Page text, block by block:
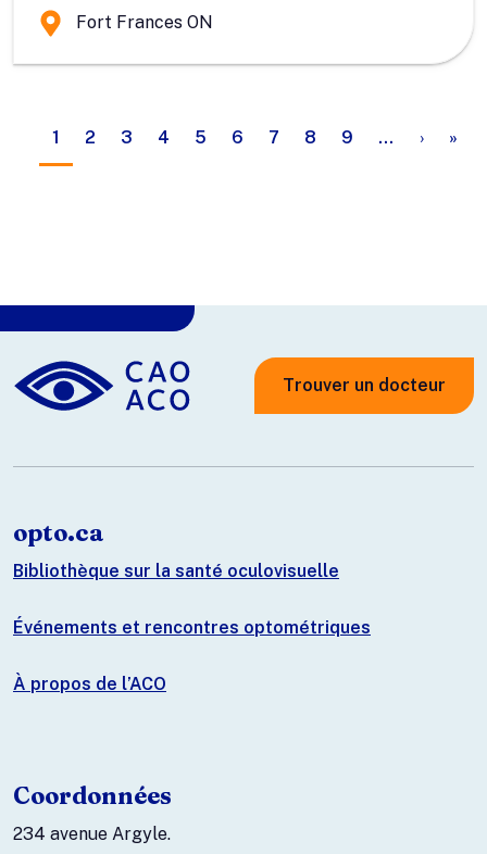
Fort Frances ON
Pagination
1 2 3 4 5 6 7 8 9 … ›Page
»
Trouver un docteur
opto.ca
Bibliothèque sur la santé oculovisuelle
Événements et rencontres optométriques
À propos de l’ACO
Coordonnées
234 avenue Argyle.